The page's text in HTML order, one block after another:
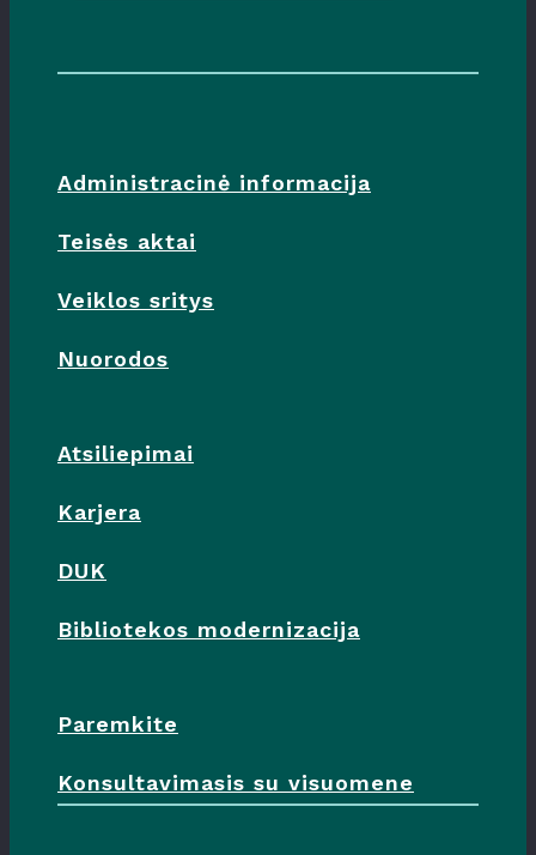
Administracinė informacija
Teisės aktai
Veiklos sritys
Nuorodos
Atsiliepimai
Karjera
DUK
Bibliotekos modernizacija
Paremkite
Konsultavimasis su visuomene